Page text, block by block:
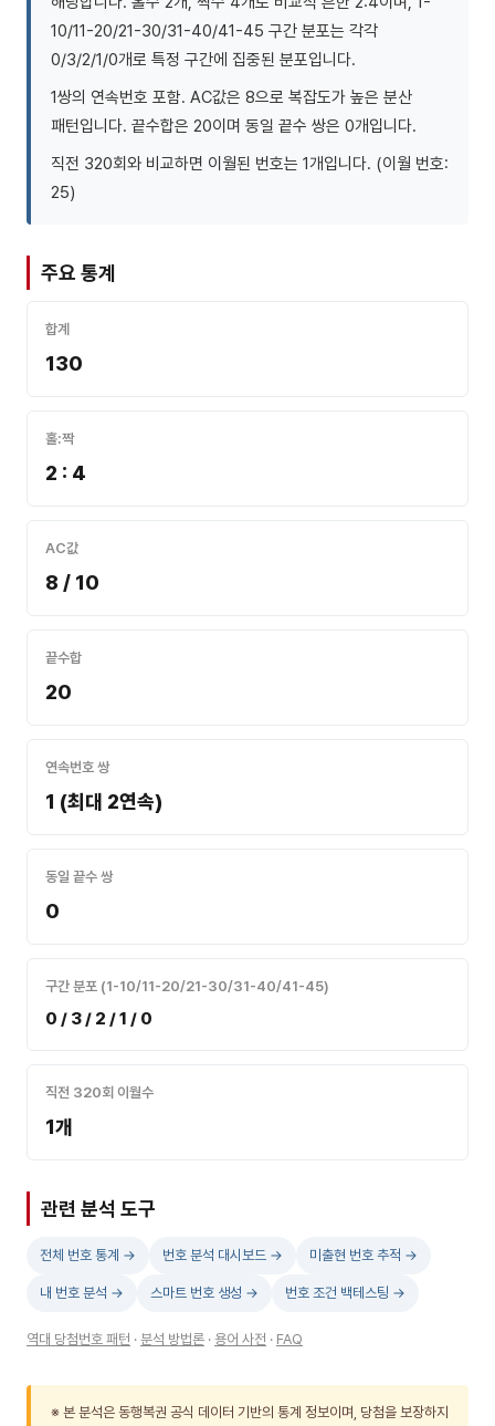
10/11-20/21-30/31-40/41-45 구간 분포는 각각
0/3/2/1/0개로 특정 구간에 집중된 분포입니다.
1쌍의 연속번호 포함. AC값은 8으로 복잡도가 높은 분산
패턴입니다. 끝수합은 20이며 동일 끝수 쌍은 0개입니다.
직전 320회와 비교하면 이월된 번호는 1개입니다. (이월 번호:
25)
주요 통계
합계
130
홀:짝
2 : 4
AC값
8 / 10
끝수합
20
연속번호 쌍
1 (최대 2연속)
동일 끝수 쌍
0
구간 분포 (1-10/11-20/21-30/31-40/41-45)
0 / 3 / 2 / 1 / 0
직전 320회 이월수
1개
관련 분석 도구
전체 번호 통계 → 번호 분석 대시보드 → 미출현 번호 추적 →
내 번호 분석 → 스마트 번호 생성 → 번호 조건 백테스팅 →
역대 당첨번호 패턴 · 분석 방법론 · 용어 사전 · FAQ
※ 본 분석은 동행복권 공식 데이터 기반의 통계 정보이며, 당첨을 보장하지